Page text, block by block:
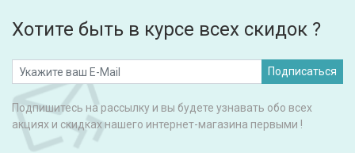
Хотите быть в курсе всех скидок ?
Подписаться
Подпишитесь на рассылку и вы будете узнавать обо всех
акциях и скидках нашего интернет-магазина первыми !